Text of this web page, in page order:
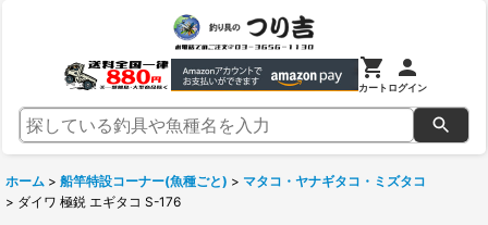
カートログイン
ホーム > 船竿特設コーナー(魚種ごと) > マタコ・ヤナギタコ・ミズタコ
> ダイワ 極鋭 エギタコ S-176